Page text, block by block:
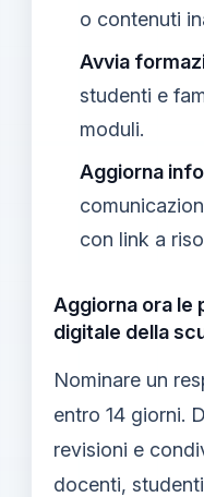
o contenuti
Avvia
studenti e
moduli.
Aggiorna
con link a
Aggiorna ora le
digitale della
Nominare un
entro 14 giorni.
revisioni e
docenti,